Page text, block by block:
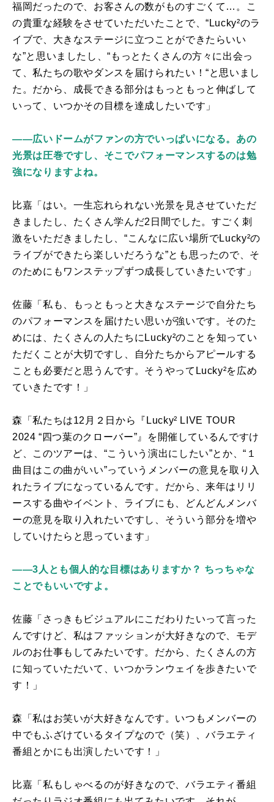
福岡だったので、お客さんの数がものすごくて…。こ
の貴重な経験をさせていただいたことで、“ Lucky²のラ
イブで、大きなステージに立つことができたらいい
な”と思いましたし、“もっとたくさんの方々に出会っ
て、私たちの歌やダンスを届けられたい！“と思いまし
た。だから、成長できる部分はもっともっと伸ばして
いって、いつかその目標を達成したいです」
――広いドームがファンの方でいっぱいになる。あの
光景は圧巻ですし、そこでパフォーマンスするのは勉
強になりますよね。
比嘉「はい。一生忘れられない光景を見させていただ
きましたし、たくさん学んだ2 日間でした。すごく刺
激をいただきましたし、“こんなに広い場所でLucky²の
ライブができたら楽しいだろうな”とも思ったので、そ
のためにもワンステップずつ成長していきたいです」
佐藤「私も、もっともっと大きなステージで自分たち
のパフォーマンスを届けたい思いが強いです。そのた
めには、たくさんの人たちに Lucky²のことを知ってい
ただくことが大切ですし、自分たちからアピールする
ことも必要だと思うんです。そうやって Lucky²を広め
ていきたです！」
森「私たちは12 月２日から『 Lucky² LIVE TOUR
2024 “ 四つ葉のクローバー” 』を開催しているんですけ
ど、このツアーは、“こういう演出にしたい”とか、“１
曲目はこの曲がいい”っていうメンバーの意見を取り入
れたライブになっているんです。だから、来年はリリ
ースする曲やイベント、ライブにも、どんどんメンバ
ーの意見を取り入れたいですし、そういう部分を増や
していけたらと思っています」
――3人とも個人的な目標はありますか？ ちっちゃな
ことでもいいですよ。
佐藤「さっきもビジュアルにこだわりたいって言った
んですけど、私はファッションが大好きなので、モデ
ルのお仕事もしてみたいです。だから、たくさんの方
に知っていただいて、いつかランウェイを歩きたいで
す！」
森「私はお笑いが大好きなんです。いつもメンバーの
中でもふざけているタイプなので（笑）、バラエティ
番組とかにも出演したいです！」
比嘉「私もしゃべるのが好きなので、バラエティ番組